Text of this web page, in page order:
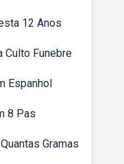
12 Anos
Culto Funebre
Espanhol
8 Pas
Gramas